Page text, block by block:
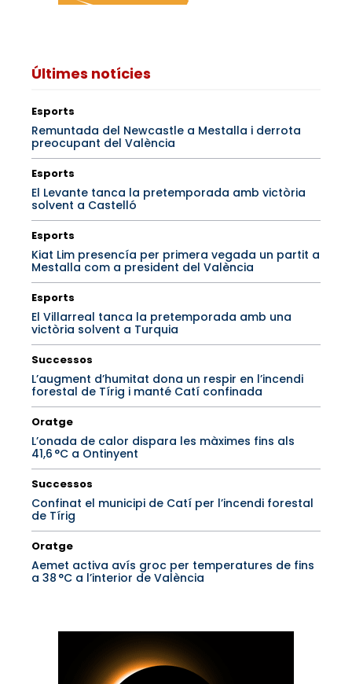
Últimes notícies
Esports
Remuntada del Newcastle a Mestalla i derrota
preocupant del València
Esports
El Levante tanca la pretemporada amb victòria
solvent a Castelló
Esports
Kiat Lim presencía per primera vegada un partit a
Mestalla com a president del València
Esports
El Villarreal tanca la pretemporada amb una
victòria solvent a Turquia
Successos
L’augment d’humitat dona un respir en l’incendi
forestal de Tírig i manté Catí confinada
Oratge
L’onada de calor dispara les màximes fins als
41,6 °C a Ontinyent
Successos
Confinat el municipi de Catí per l’incendi forestal
de Tírig
Oratge
Aemet activa avís groc per temperatures de fins
a 38 °C a l’interior de València